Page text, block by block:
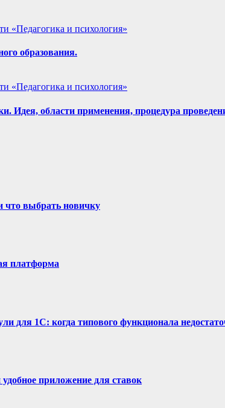
«Педагогика и психология»
образования.
«Педагогика и психология»
Идея, области применения, процедура
что выбрать новичку
платформа
для 1С: когда типового функционала
приложение для ставок